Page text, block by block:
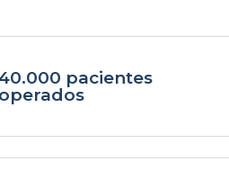
pacientes
operados